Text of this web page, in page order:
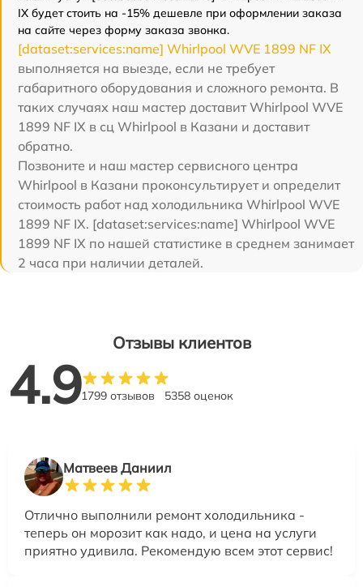
IX будет стоить на -15% дешевле при оформлении заказа
на сайте через форму заказа звонка.
[dataset:services:name] Whirlpool WVE 1899 NF IX
выполняется на выезде, если не требует
габаритного оборудования и сложного ремонта. В
таких случаях наш мастер доставит Whirlpool WVE
1899 NF IX в сц Whirlpool в Казани и доставит
обратно.
Позвоните и наш мастер сервисного центра
Whirlpool в Казани проконсультирует и определит
стоимость работ над холодильника Whirlpool WVE
1899 NF IX. [dataset:services:name] Whirlpool WVE
1899 NF IX по нашей статистике в среднем занимает
2 часа при наличии деталей.
Отзывы клиентов
4.91799 отзывов 5358 оценок
Матвеев Даниил
Отлично выполнили ремонт холодильника -
теперь он морозит как надо, и цена на услуги
приятно удивила. Рекомендую всем этот сервис!